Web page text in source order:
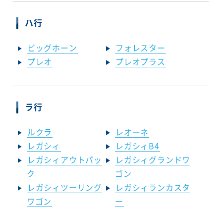
ハ行
ビッグホーン
フォレスター
プレオ
プレオプラス
ラ行
ルクラ
レオーネ
レガシィ
レガシィB4
レガシィアウトバッ
ク
レガシィグランドワ
ゴン
レガシィツーリング
ワゴン
レガシィランカスタ
ー